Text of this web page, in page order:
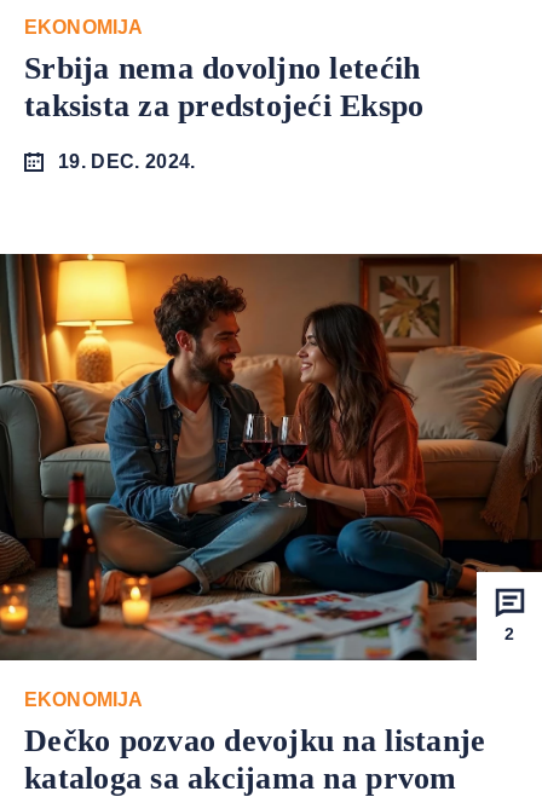
EKONOMIJA
Srbija nema dovoljno letećih
taksista za predstojeći Ekspo
19. DEC. 2024.
2
EKONOMIJA
Dečko pozvao devojku na listanje
kataloga sa akcijama na prvom